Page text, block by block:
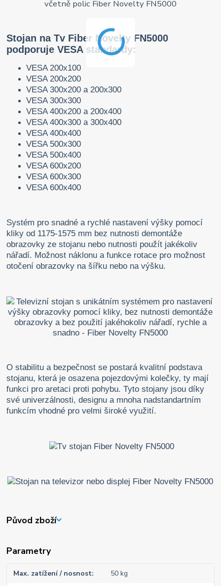
Stojan na Tv Fiber Novelty FN5000
podporuje VESA standardy:
VESA 200x100
VESA 200x200
VESA 300x200 a 200x300
VESA 300x300
VESA 400x200 a 200x400
VESA 400x300 a 300x400
VESA 400x400
VESA 500x300
VESA 500x400
VESA 600x200
VESA 600x300
VESA 600x400
Systém pro snadné a rychlé nastavení výšky pomocí
kliky od 1175-1575 mm bez nutnosti demontáže
obrazovky ze stojanu nebo nutnosti použít jakékoliv
nářadí. Možnost náklonu a funkce rotace pro možnost
otočení obrazovky na šířku nebo na výšku.
O stabilitu a bezpečnost se postará kvalitní podstava
stojanu, která je osazena pojezdovými kolečky, ty mají
funkci pro aretaci proti pohybu. Tyto stojany jsou díky
své univerzálnosti, designu a mnoha nadstandartním
funkcím vhodné pro velmi široké využití.
Původ zboží
Parametry
Max. zatížení / nosnost 50 kg